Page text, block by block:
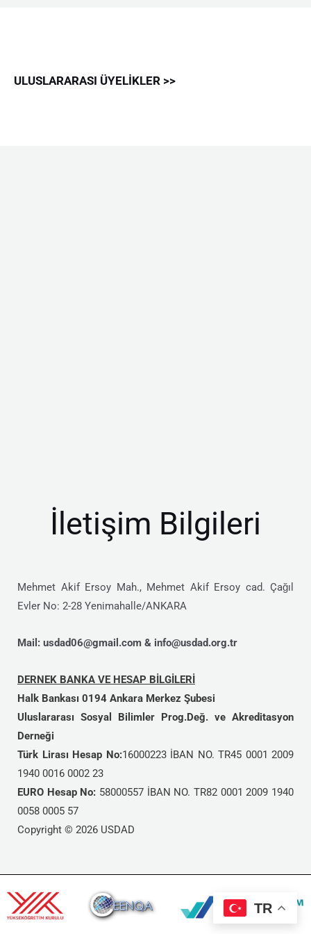
ULUSLARARASI ÜYELİKLER >>
İletişim Bilgileri
Mehmet Akif Ersoy Mah., Mehmet Akif Ersoy cad. Çağıl
Evler No: 2-28 Yenimahalle/ANKARA
Mail: usdad06@gmail.com & info@usdad.org.tr
DERNEK BANKA VE HESAP BİLGİLERİ
Halk Bankası 0194 Ankara Merkez Şubesi
Uluslararası Sosyal Bilimler Prog.Değ. ve Akreditasyon
Derneği
Türk Lirası Hesap No:16000223 İBAN NO. TR45 0001 2009
1940 0016 0002 23
EURO Hesap No: 58000557 İBAN NO. TR82 0001 2009 1940
0058 0005 57
Copyright © 2026 USDAD
TR